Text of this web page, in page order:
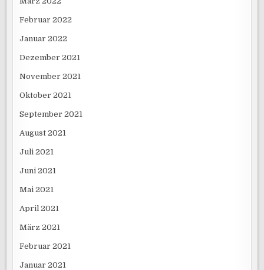
Februar 2022
Januar 2022
Dezember 2021
November 2021
Oktober 2021
September 2021
August 2021
Juli 2021
Juni 2021
Mai 2021
April 2021
März 2021
Februar 2021
Januar 2021